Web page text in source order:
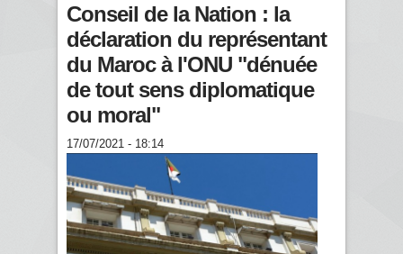
Conseil de la Nation : la
déclaration du représentant
du Maroc à l'ONU "dénuée
de tout sens diplomatique
ou moral"
17/07/2021 - 18:14